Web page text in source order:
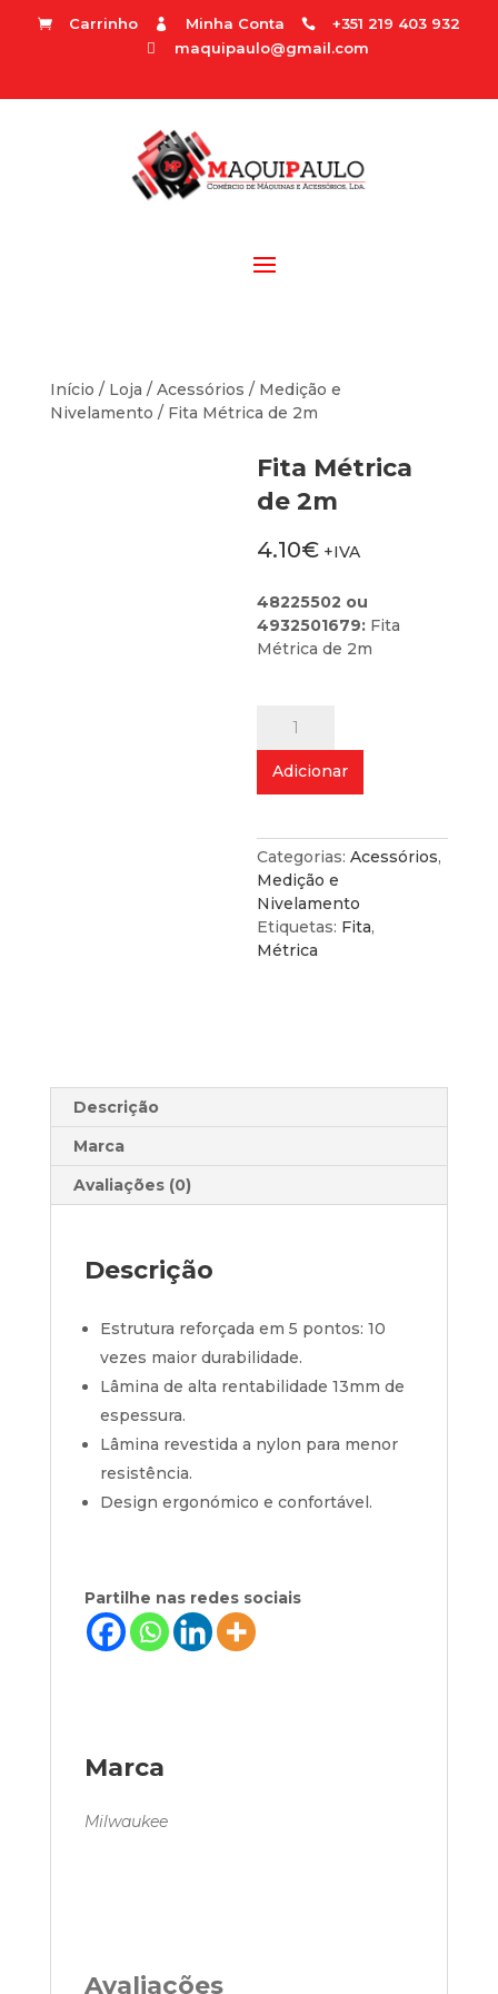
 Carrinho  Minha Conta  +351 219 403 932
 maquipaulo@gmail.com
Início / Loja / Acessórios / Medição e
Nivelamento / Fita Métrica de 2m
Fita Métrica
de 2m
4.10€ +IVA
48225502 ou
4932501679: Fita
Métrica de 2m
FitaAdicionar
Categorias:Acessórios,
Medição e
Nivelamento
Etiquetas: Fita,
Métrica
Descrição
Marca
Avaliações (0)
Descrição
Estrutura reforçada em 5 pontos: 10
vezes maior durabilidade.
Lâmina de alta rentabilidade 13mm de
espessura.
Lâmina revestida a nylon para menor
resistência.
Design ergonómico e confortável.
Partilhe nas redes sociais
Marca
Milwaukee
Avaliações